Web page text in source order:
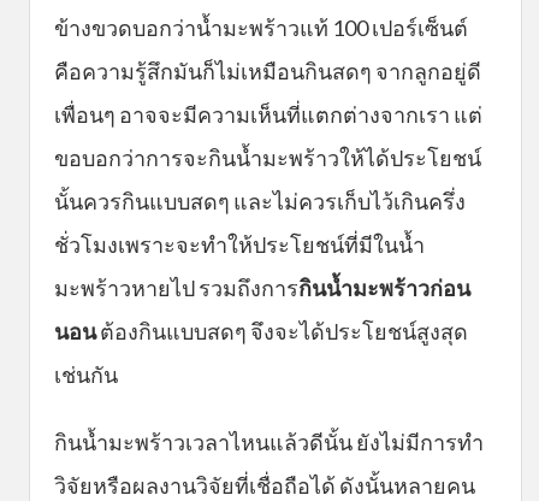
ข้างขวดบอกว่าน้ำมะพร้าวแท้ 100 เปอร์เซ็นต์
คือความรู้สึกมันก็ไม่เหมือนกินสดๆ จากลูกอยู่ดี
เพื่อนๆ อาจจะมีความเห็นที่แตกต่างจากเรา แต่
ขอบอกว่าการจะกินน้ำมะพร้าวให้ได้ประโยชน์
นั้นควรกินแบบสดๆ และไม่ควรเก็บไว้เกินครึ่ง
ชั่วโมงเพราะจะทำให้ประโยชน์ที่มีในน้ำ
มะพร้าวหายไป รวมถึงการกินน้ำมะพร้าวก่อน
นอนต้องกินแบบสดๆ จึงจะได้ประโยชน์สูงสุด
เช่นกัน
กินน้ำมะพร้าวเวลาไหนแล้วดีนั้น ยังไม่มีการทำ
วิจัยหรือผลงานวิจัยที่เชื่อถือได้ ดังนั้นหลายคน